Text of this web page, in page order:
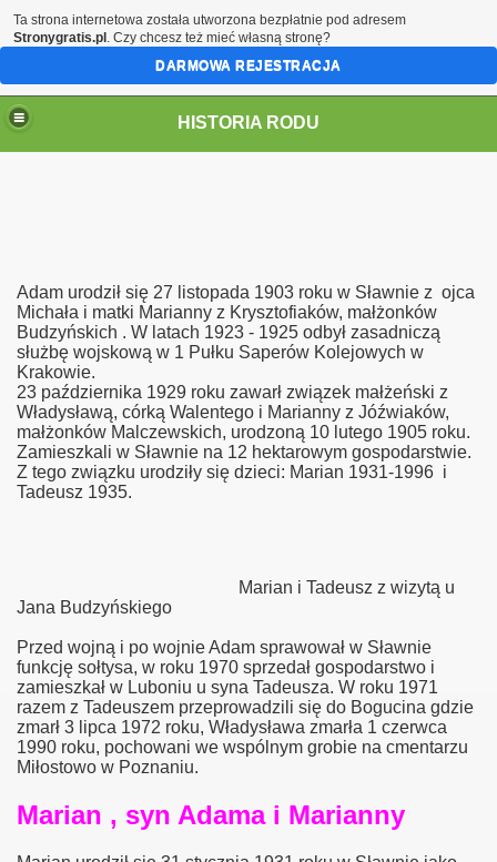
HISTORIA RODU
Adam urodził się 27 listopada 1903 roku w Sławnie z ojca
Michała i matki Marianny z Krysztofiaków, małżonków
Budzyńskich . W latach 1923 - 1925 odbył zasadniczą
służbę wojskową w 1 Pułku Saperów Kolejowych w
Krakowie.
23 października 1929 roku zawarł związek małżeński z
Władysławą, córką Walentego i Marianny z Jóźwiaków,
małżonków Malczewskich, urodzoną 10 lutego 1905 roku.
Zamieszkali w Sławnie na 12 hektarowym gospodarstwie.
Z tego związku urodziły się dzieci: Marian 1931-1996 i
Tadeusz 1935.
Marian i Tadeusz z wizytą u
Jana Budzyńskiego
Przed wojną i po wojnie Adam sprawował w Sławnie
funkcję sołtysa, w roku 1970 sprzedał gospodarstwo i
zamieszkał w Luboniu u syna Tadeusza. W roku 1971
razem z Tadeuszem przeprowadzili się do Bogucina gdzie
zmarł 3 lipca 1972 roku, Władysława zmarła 1 czerwca
1990 roku, pochowani we wspólnym grobie na cmentarzu
Miłostowo w Poznaniu.
Marian , syn Adama i Marianny
Ta strona internetowa została utworzona bezpłatnie pod adresem
Stronygratis.pl . Czy chcesz też mieć własną stronę?
DARMOWA REJESTRACJA